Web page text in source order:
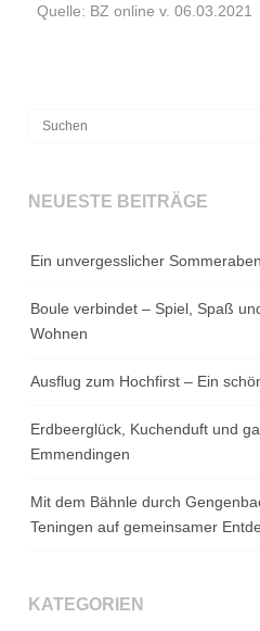
Quelle: BZ online v. 06.03.2021
NEUESTE BEITRÄGE
Ein unvergesslicher
Boule verbindet – Spiel, Spaß
Wohnen
Ausflug zum Hochfirst – Ein
Erdbeerglück, Kuchenduft und
Emmendingen
Mit dem Bähnle durch
Teningen auf gemeinsamer
KATEGORIEN